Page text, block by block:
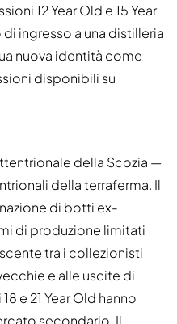
12 Year Old e 15 Year
ingresso a una distilleria
nuova identità come
disponibili su
della Scozia —
della terraferma. Il
di botti ex-
di produzione limitati
tra i collezionisti
e alle uscite di
e 21 Year Old hanno
secondario. Il